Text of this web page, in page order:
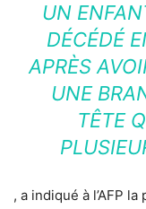
UN
DÉCÉDÉ
APRÈS
UNE
TÊTE
, a indiqué à l’AFP